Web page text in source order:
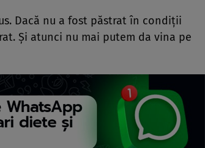
Dacă nu a fost păstrat în condiții
Și atunci nu mai putem da vina pe